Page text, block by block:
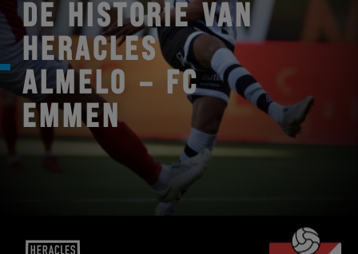
DE HISTORIE VAN
HERACLES
ALMELO – FC
EMMEN